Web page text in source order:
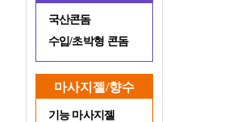
국산콘돔
수입/초박형 콘돔
마사지젤/향수
기능 마사지젤